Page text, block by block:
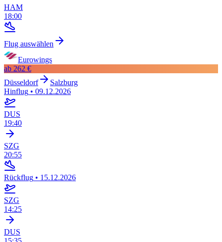
HAM
18:00
Flug auswählen
Eurowings
ab 262 €
Düsseldorf
Salzburg
Hinflug • 09.12.2026
DUS
19:40
SZG
20:55
Rückflug • 15.12.2026
SZG
14:25
DUS